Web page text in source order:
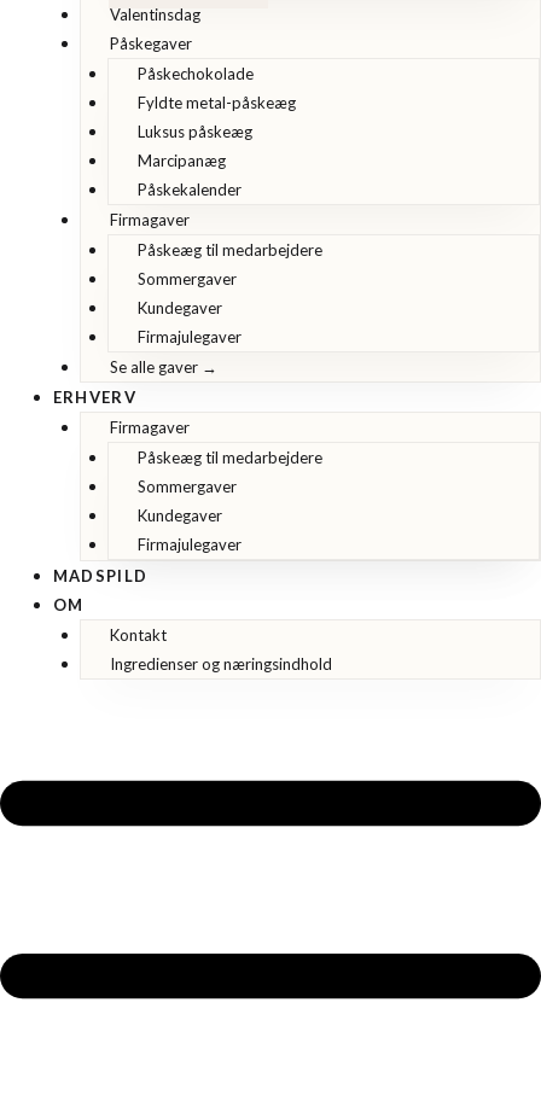
Valentinsdag
Påskegaver
Påskechokolade
Fyldte metal-påskeæg
Luksus påskeæg
Marcipanæg
Påskekalender
Firmagaver
Påskeæg til medarbejdere
Sommergaver
Kundegaver
Firmajulegaver
Se alle gaver →
ERHVERV
Firmagaver
Påskeæg til medarbejdere
Sommergaver
Kundegaver
Firmajulegaver
MADSPILD
OM
Kontakt
Ingredienser og næringsindhold